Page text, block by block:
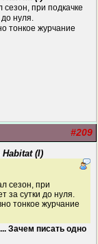
при подкачке
нуля.
тонкое журчание
#209
(I)
сезон, при
за сутки до нуля.
тонкое журчание
Зачем писать одно